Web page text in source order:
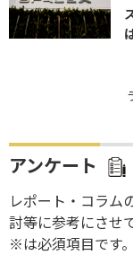
アンケート
レポート・コラム
討等に参考にさせ
※は必須項目です。